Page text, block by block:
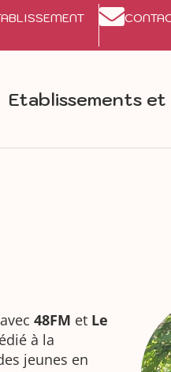
Etablissements
48FM et Le
à la
jeunes en